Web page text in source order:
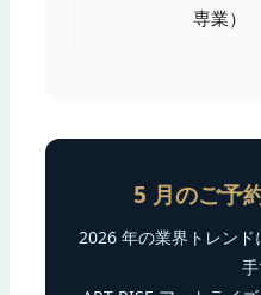
専業）
5 月のご予
2026 年の業界トレン
手